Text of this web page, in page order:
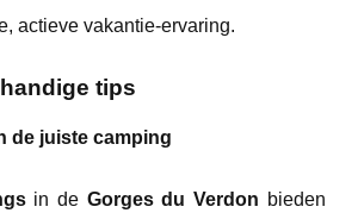
actieve vakantie-ervaring.
tips
de juiste camping
in de Gorges du Verdon bieden